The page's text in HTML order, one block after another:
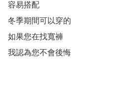
容易搭配
冬季期間可以穿的
如果您在找寬褲
我認為您不會後悔